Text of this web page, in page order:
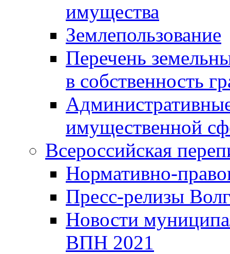
имущества
Землепользование
Перечень
в собственность
имущественной
Всероссийская
Нормативно-
Пресс-релизы
Новости
ВПН 2021